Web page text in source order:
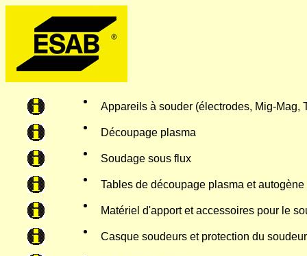
Appareils à souder (électrodes, Mig-Mag,
Découpage plasma
Soudage sous flux
Tables de découpage plasma et autogène
Matériel d'apport et accessoires pour le
Casque soudeurs et protection du soudeur